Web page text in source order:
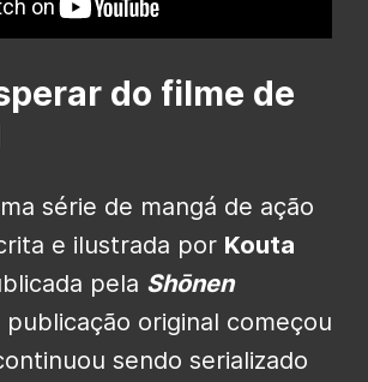
do filme de
série de mangá de ação
e ilustrada por Kouta
pela Shōnen
publicação original começou
sendo serializado